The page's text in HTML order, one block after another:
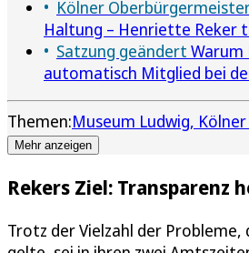
Kölner
Haltung – Henriette Reker
Satzung geändert Warum
automatisch Mitglied bei
Themen:Museum Ludwig
Mehr anzeigen
Rekers Ziel: Transparenz
Trotz der Vielzahl der Probleme,